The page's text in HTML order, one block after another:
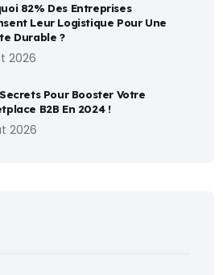
82% Des Entreprises
Leur Logistique Pour Une
Durable ?
2026
Pour Booster Votre
B2B En 2024 !
2026